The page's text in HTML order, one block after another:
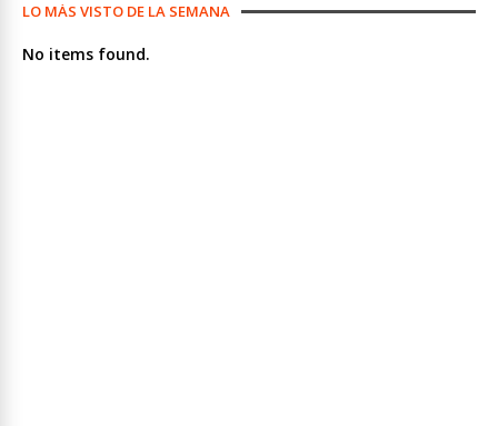
LO MÁS VISTO DE LA SEMANA
No items found.